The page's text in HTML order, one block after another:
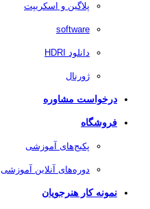
پلاگین و اسکریپت
software
دانلود HDRI
ژورنال
درخواست مشاوره
فروشگاه
پکیج‌های آموزشی
دوره‌های آنلاین آموزشی
نمونه کار هنرجویان